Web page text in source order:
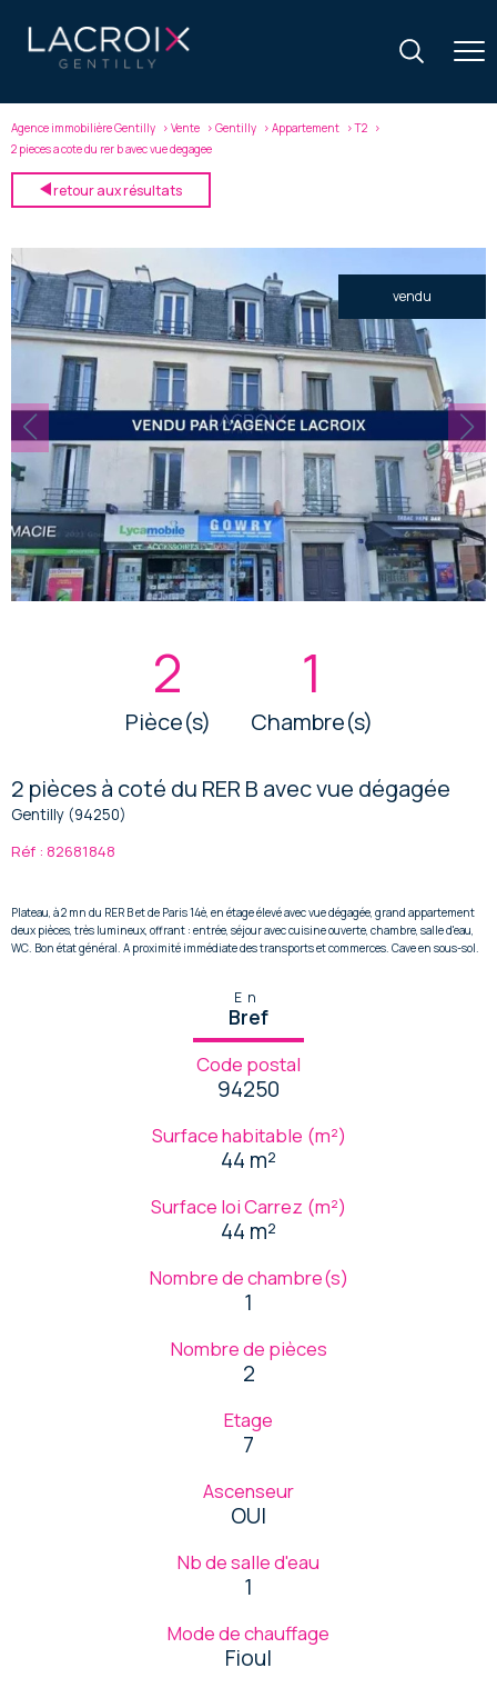
Agence immobilière Gentilly Vente Gentilly Appartement
T2
2 pieces a cote du rer b avec vue degagee
retour aux résultats
vendu
2
Pièce(s)
1
Chambre(s)
2 pièces à coté du RER B avec vue dégagée
Gentilly (94250)
Réf : 82681848
Plateau, à 2 mn du RER B et de Paris 14è, en étage élevé avec vue dégagée, grand appartement
deux pièces, très lumineux, offrant : entrée, séjour avec cuisine ouverte, chambre, salle d'eau,
WC. Bon état général. A proximité immédiate des transports et commerces. Cave en sous-sol.
En
Bref
Code postal
94250
Surface habitable (m²)
44 m²
Surface loi Carrez (m²)
44 m²
Nombre de chambre(s)
1
Nombre de pièces
2
Etage
7
Ascenseur
OUI
Nb de salle d'eau
1
Mode de chauffage
Fioul